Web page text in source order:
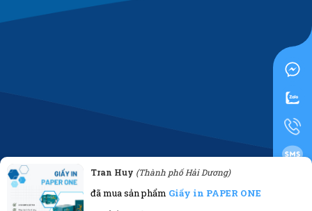
0919955500
Tran Huy (Thành phố Hải Dương)
đã mua sản phẩm Giấy in PAPER ONE